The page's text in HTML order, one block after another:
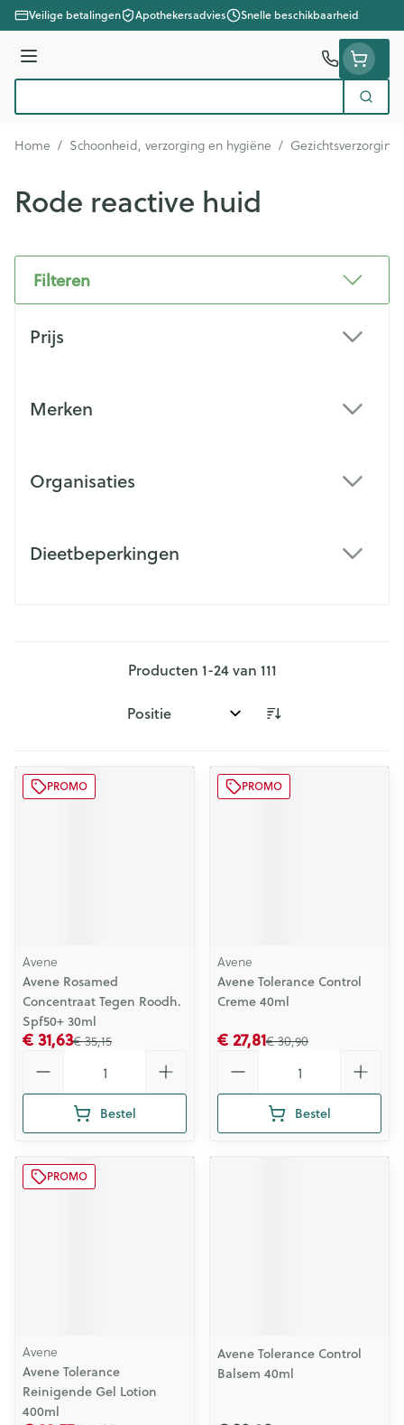
Ga naar de inhoud
Veilige betalingen Apothekersadvies Snelle beschikbaarheid
Menu
Zoek
Home / Schoonheid, verzorging en hygiëne / Gezichtsverzorging
Rode reactive huid
Filteren
Prijs
Merken
Organisaties
Dieetbeperkingen
Producten 1-24van 111
Sorteer op:
PROMO
Avene
Avene Rosamed
Concentraat Tegen Roodh.
Spf50+ 30ml
€ 35,15
€ 31,63
Bestel
PROMO
Avene
Avene Tolerance Control
Creme 40ml
€ 30,90
€ 27,81
Bestel
PROMO
Avene
Avene Tolerance
Reinigende Gel Lotion
400ml
Avene Tolerance Control
Balsem 40ml